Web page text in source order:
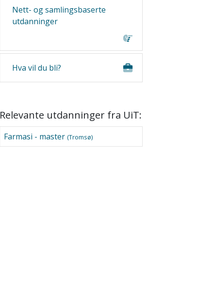
Nett- og samlingsbaserte
utdanninger
Hva vil du bli?
Relevante utdanninger fra UiT:
Farmasi - master (Tromsø)